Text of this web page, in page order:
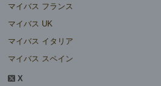
マイバス フランス
マイバス UK
マイバス イタリア
マイバス スペイン
X